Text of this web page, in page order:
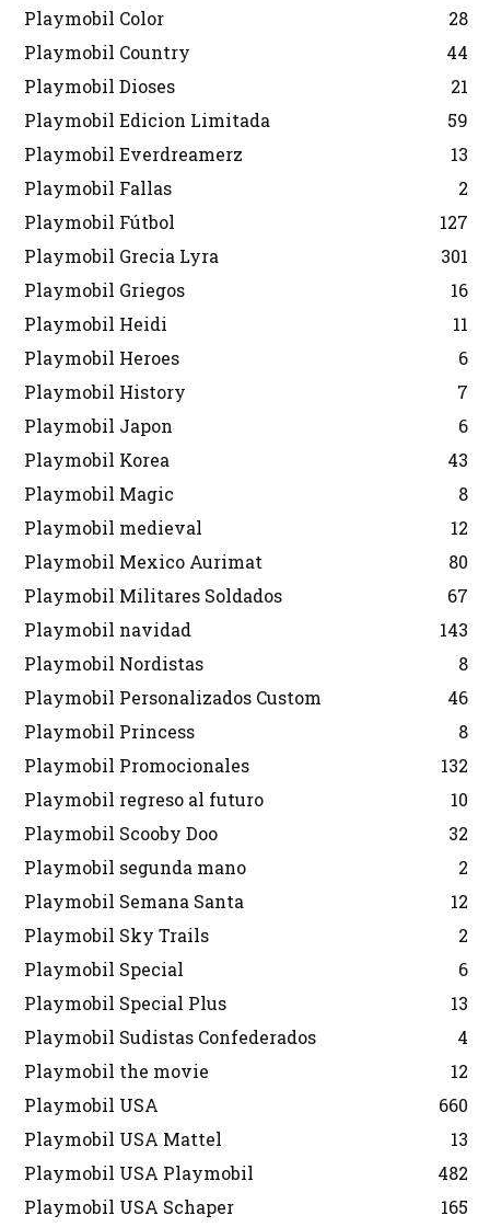
Playmobil Color
28
Playmobil Country
44
Playmobil Dioses
21
Playmobil Edicion Limitada
59
Playmobil Everdreamerz
13
Playmobil Fallas
2
Playmobil Fútbol
127
Playmobil Grecia Lyra
301
Playmobil Griegos
16
Playmobil Heidi
11
Playmobil Heroes
6
Playmobil History
7
Playmobil Japon
6
Playmobil Korea
43
Playmobil Magic
8
Playmobil medieval
12
Playmobil Mexico Aurimat
80
Playmobil Militares Soldados
67
Playmobil navidad
143
Playmobil Nordistas
8
Playmobil Personalizados Custom
46
Playmobil Princess
8
Playmobil Promocionales
132
Playmobil regreso al futuro
10
Playmobil Scooby Doo
32
Playmobil segunda mano
2
Playmobil Semana Santa
12
Playmobil Sky Trails
2
Playmobil Special
6
Playmobil Special Plus
13
Playmobil Sudistas Confederados
4
Playmobil the movie
12
Playmobil USA
660
Playmobil USA Mattel
13
Playmobil USA Playmobil
482
Playmobil USA Schaper
165